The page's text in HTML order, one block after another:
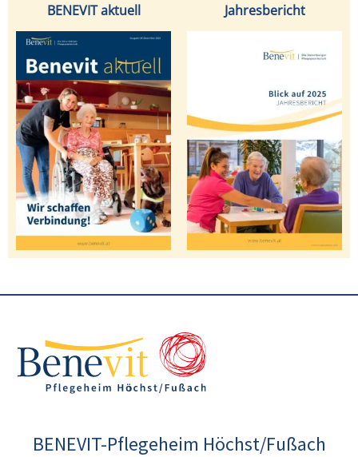
BENEVIT aktuell Jahresbericht
BENEVIT-Pflegeheim Höchst/Fußach